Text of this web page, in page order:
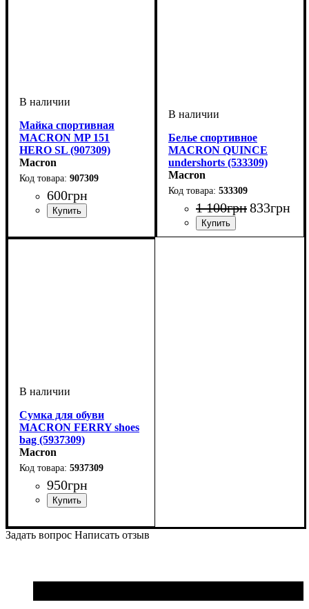
Майка спортивная
MACRON MP 151
HERO SL (907309)
Macron
907309
600грн
Мужской
Белье спортивное
MACRON QUINCE
undershorts (533309)
Macron
533309
1 100грн833грн
Пол: Детское, Унисекс,
Производитель: Macron
Цвет: Черный
Сумка для обуви
MACRON FERRY shoes
bag (5937309)
Macron
5937309
950грн
Унисекс, Мужской
Задать вопрос Написать отзыв